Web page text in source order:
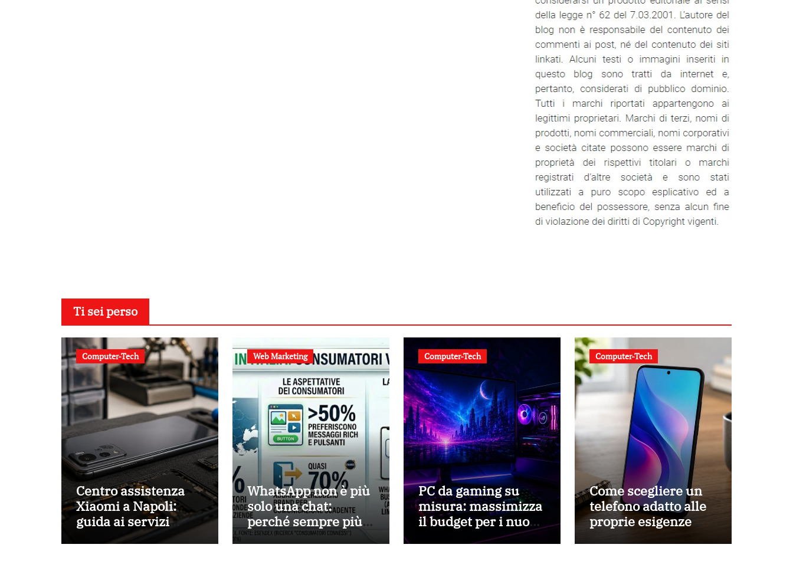
Ti sei perso
Computer-Tech
Centro assistenza
Xiaomi a Napoli:
guida ai servizi
disponibili
Web Marketing
WhatsApp non è più
solo una chat:
perché sempre più
aziende lo scelgono
Computer-Tech
PC da gaming su
misura: massimizza
il budget per i nuovi
Computer-Tech
Come scegliere un
telefono adatto alle
proprie esigenze